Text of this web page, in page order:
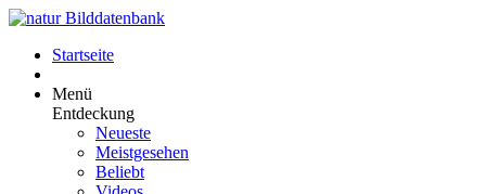
Startseite
Menü
Entdeckung
Neueste
Meistgesehen
Beliebt